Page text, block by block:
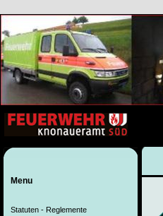
Menu
Statuten - Reglemente